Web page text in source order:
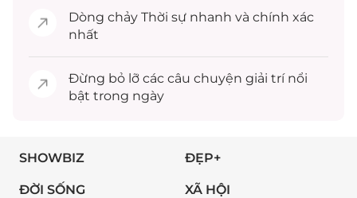
Dòng chảy Thời sự nhanh và chính xác
nhất
Đừng bỏ lỡ các câu chuyện giải trínổi
bật trong ngày
SHOWBIZ ĐẸP+
ĐỜI SỐNG XÃ HỘI